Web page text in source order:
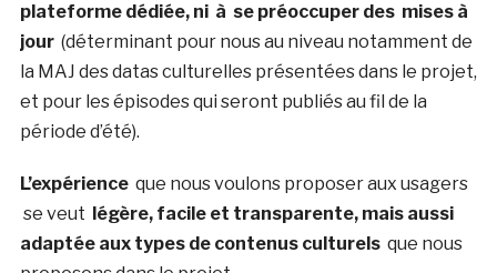
plateforme dédiée, ni à se préoccuper des mises à
jour (déterminant pour nous au niveau notamment de
la MAJ des datas culturelles présentées dans le projet,
et pour les épisodes qui seront publiés au fil de la
période d’été).
L’expérienceque nous voulons proposer aux usagers
se veut
légère, facile et transparente, mais aussi
adaptée aux types de contenus culturelsque nous